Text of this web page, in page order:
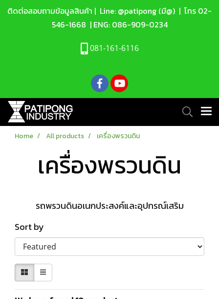
ติดต่อสอบถามข้อมูลสินค้า | Line: @patipong (มี@) | โทร 02-
546-1668 | ENG: 086-909-0234
081-161-6116
Home All products เครื่องพรวนดิน
เครื่องพรวนดิน
รถพรวนดินอเนกประสงค์และอุปกรณ์เสริม
Sort by